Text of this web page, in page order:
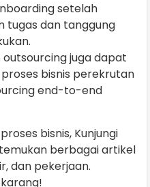
setelah
tugas dan tanggung
juga dapat
bisnis perekrutan
end-to-end
bisnis, Kunjungi
berbagai artikel
dan pekerjaan.